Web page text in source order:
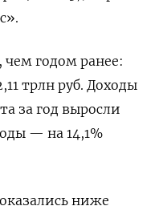
чем годом ранее:
трлн руб. Доходы
за год выросли
— на 14,1%
ниже